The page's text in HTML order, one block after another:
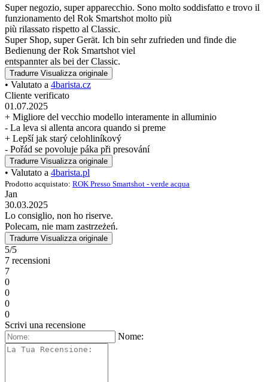
Super negozio, super apparecchio. Sono molto soddisfatto e trovo il
funzionamento del Rok Smartshot molto più
più rilassato rispetto al Classic.
Super Shop, super Gerät. Ich bin sehr zufrieden und finde die
Bedienung der Rok Smartshot viel
entspannter als bei der Classic.
Tradurre Visualizza originale
• Valutato a 4barista.cz
Cliente verificato
01.07.2025
+ Migliore del vecchio modello interamente in alluminio
- La leva si allenta ancora quando si preme
+ Lepší jak starý celohliníkový
- Pořád se povoluje páka při presování
Tradurre Visualizza originale
• Valutato a 4barista.pl
Prodotto acquistato: ROK Presso Smartshot - verde acqua
Jan
30.03.2025
Lo consiglio, non ho riserve.
Polecam, nie mam zastrzeżeń.
Tradurre Visualizza originale
5/5
7 recensioni
7
0
0
0
0
Scrivi una recensione
Nome: